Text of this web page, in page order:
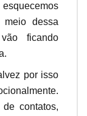
meio dessa
ficando
por isso
contatos,